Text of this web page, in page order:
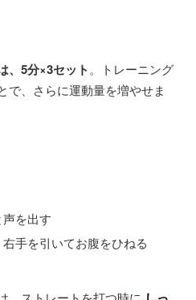
、5分×3セット 。トレーニング
で、さらに運動量を増やせま
を出す
手を引いてお腹をひねる